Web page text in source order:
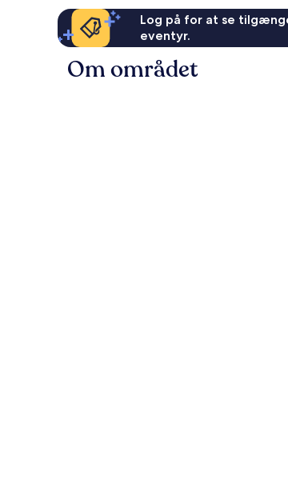
Log på for at se
eventyr.
Om området